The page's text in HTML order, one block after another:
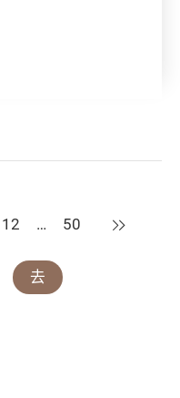
12 … 50 下一頁
去